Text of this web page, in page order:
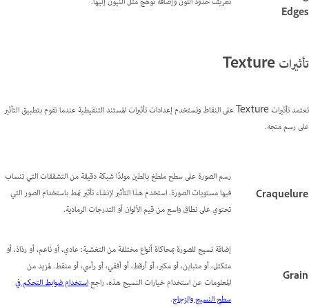
Edges
تأثيرات Texture
تعتمد تأثيرات Texture على النقاط وتستخدم إعدادات تأثيرات المستند التنقيطية عندما تقوم بتطبيق التأثير
على رسم متجه.
Craquelure
رسم الصورة على سطح ملطخ بالطين مولدًا شبكة دقيقة من التشققات التي تنساب
فيها مستويات الصورة. استخدم هذا التأثير لإنشاء تأثير نمط باستخدام الصور التي
تحتوي على نطاق واسع من قيم الألوان أو التدرجات الرمادية.
Grain
إضافة نسيج للصورة بمحاكاة أنواع مختلفة من التغشية: عادي، أو ناعم، أو رذاذ، أو
متكتل، أو متباين، أو مكبر، أو أرقط، أو أفقي، أو رأسي، أو منقط. لمزيد من
المعلومات عن استخدام خيارات النسيج هذه، راجعاستخدام ضوابط التحكم في
سطح النسيج والزجاج.